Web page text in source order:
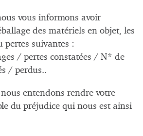
vous informons avoir
des matériels en objet, les
pertes suivantes :
/ pertes constatées / N* de
/ perdus..
entendons rendre votre
du préjudice qui nous est ainsi